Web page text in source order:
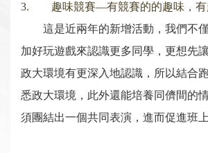
3. 趣味競賽—有競賽的的趣味，有
這是近兩年的新增活動，我們不僅
加好玩遊戲來認識更多同學，更想先
政大環境有更深入地認識，所以結合
悉政大環境，此外還能培養同儕間的
須團結出一個共同表演，進而促進班上